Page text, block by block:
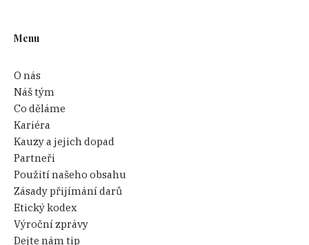
Menu
O nás
Náš tým
Co děláme
Kariéra
Kauzy a jejich dopad
Partneři
Použití našeho obsahu
Zásady přijímání darů
Etický kodex
Výroční zprávy
Dejte nám tip